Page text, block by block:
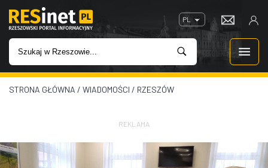
PL
WIADOMOŚCI
IMPREZY
STRONA GŁÓWNA / WIADOMOŚCI / RZESZÓW
REKLAMA